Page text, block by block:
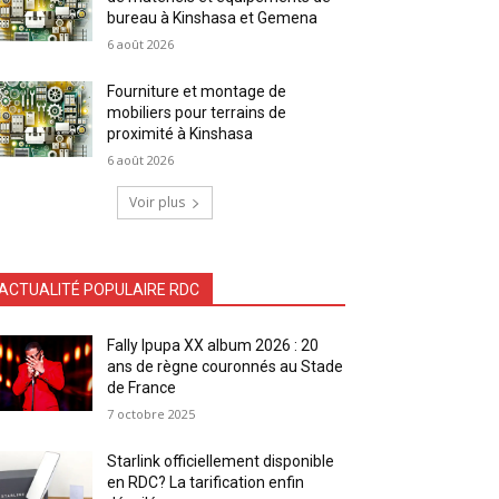
bureau à Kinshasa et Gemena
6 août 2026
Fourniture et montage de
mobiliers pour terrains de
proximité à Kinshasa
6 août 2026
Voir plus
POPULAIRE RDC
Fally Ipupa XX album 2026 : 20
ans de règne couronnés au Stade
de France
7 octobre 2025
Starlink officiellement disponible
en RDC? La tarification enfin